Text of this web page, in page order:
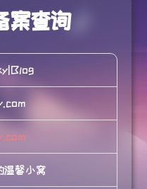
案查询
温馨小窝